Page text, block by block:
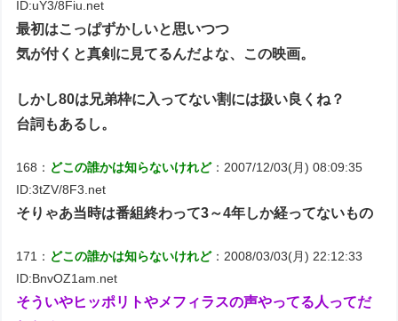
ID:uY3/8Fiu.net
最初はこっぱずかしいと思いつつ
気が付くと真剣に見てるんだよな、この映画。
しかし80は兄弟枠に入ってない割には扱い良くね？
台詞もあるし。
168： どこの誰かは知らないけれど：2007/12/03(月) 08:09:35
ID:3tZV/8F3.net
そりゃあ当時は番組終わって3～4年しか経ってないもの
171： どこの誰かは知らないけれど：2008/03/03(月) 22:12:33
ID:BnvOZ1am.net
そういやヒッポリトやメフィラスの声やってる人ってだ